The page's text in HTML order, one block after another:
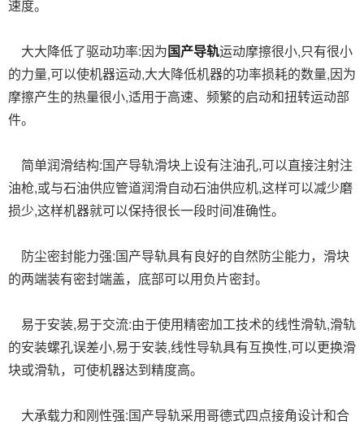
速度。
大大降低了驱动功率:因为国产导轨运动摩擦很小,只有很小
的力量,可以使机器运动,大大降低机器的功率损耗的数量,因为
摩擦产生的热量很小,适用于高速、频繁的启动和扭转运动部
件。
简单润滑结构:国产导轨滑块上设有注油孔,可以直接注射注
油枪,或与石油供应管道润滑自动石油供应机,这样可以减少磨
损少,这样机器就可以保持很长一段时间准确性。
防尘密封能力强:国产导轨具有良好的自然防尘能力，滑块
的两端装有密封端盖，底部可以用负片密封。
易于安装,易于交流:由于使用精密加工技术的线性滑轨,滑轨
的安装螺孔误差小,易于安装,线性导轨具有互换性,可以更换滑
块或滑轨，可使机器达到精度高。
大承载力和刚性强:国产导轨采用哥德式四点接角设计和合